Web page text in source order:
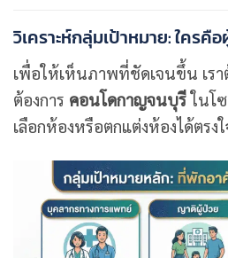
วิเคราะห์กลุ่มเป้าหมาย: ใครคื
เพื่อให้เห็นภาพที่ชัดเจนขึ้น เรา
ต้องการ คอนโดกาญจนบุรีในโ
เลือกห้องหรือตกแต่งห้องได้ตรง